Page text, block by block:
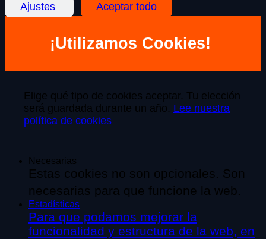
Ajustes Aceptar todo
¡Utilizamos Cookies!
Elige qué tipo de cookies aceptar. Tu elección
será guardada durante un año. Lee nuestra
política de cookies
Necesarias
Estas cookies no son opcionales. Son
necesarias para que funcione la web.
Estadísticas
Para que podamos mejorar la
funcionalidad y estructura de la web, en